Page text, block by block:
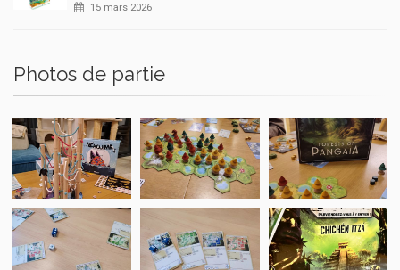
15 mars 2026
Photos de partie